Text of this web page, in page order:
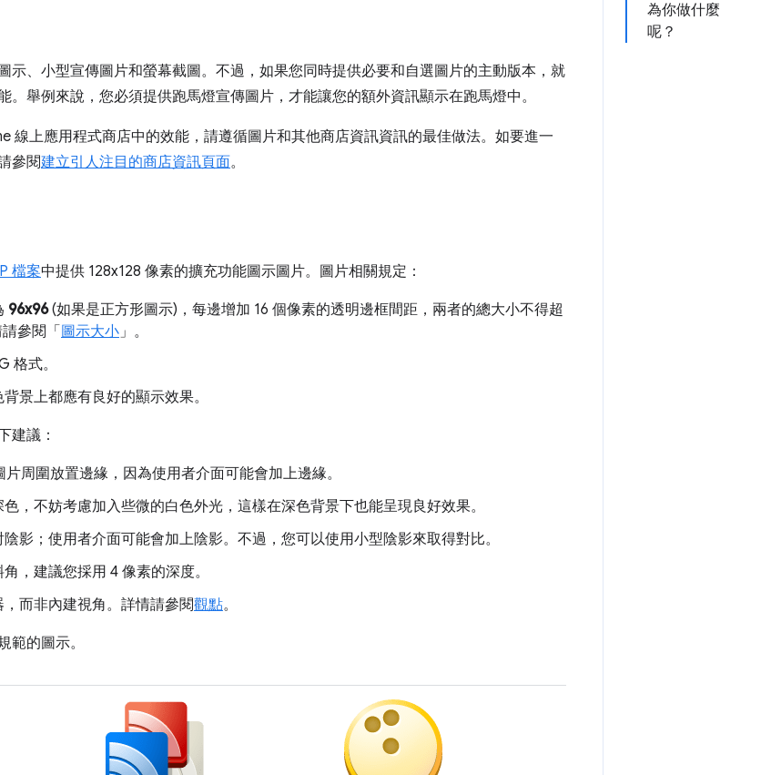
為你做什麼
呢？
示、小型宣傳圖片和螢幕截圖。不過，如果您同時提供必要和自選圖片的主動版本，就
。舉例來說，您必須提供跑馬燈宣傳圖片，才能讓您的額外資訊顯示在跑馬燈中。
線上應用程式商店中的效能，請遵循圖片和其他商店資訊資訊的最佳做法。如要進一
參閱建立引人注目的商店資訊頁面。
檔案中提供 128x128 像素的擴充功能圖示圖片。圖片相關規定：
96x96(如果是正方形圖示)，每邊增加 16 個像素的透明邊框間距，兩者的總大小不得超
參閱「 圖示大小」。
格式。
景上都應有良好的顯示效果。
建議：
片周圍放置邊緣，因為使用者介面可能會加上邊緣。
，不妨考慮加入些微的白色外光，這樣在深色背景下也能呈現良好效果。
影；使用者介面可能會加上陰影。不過，您可以使用小型陰影來取得對比。
，建議您採用 4 像素的深度。
而非內建視角。詳情請參閱觀點。
範的圖示。